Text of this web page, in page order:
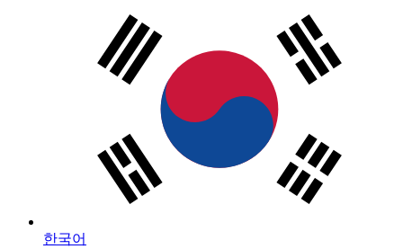
한국어